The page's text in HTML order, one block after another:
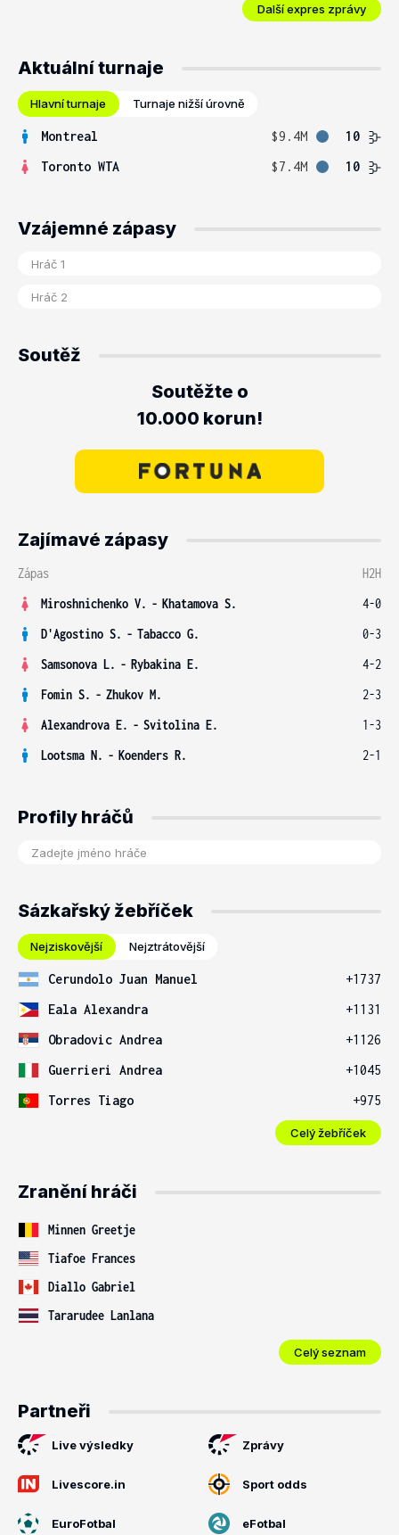
Další expres zprávy
Aktuální turnaje
Hlavní turnaje Turnaje nižší úrovně
Montreal $9.4M
10
Toronto WTA
$7.4M 10
Vzájemné zápasy
Soutěž
Soutěžte o
10.000 korun!
Zajímavé zápasy
Zápas
H2H
Miroshnichenko V. - Khatamova S.
4-0
D'Agostino S. - Tabacco G.
0-3
Samsonova L. - Rybakina E.
4-2
Fomin S. - Zhukov M.
2-3
Alexandrova E. - Svitolina E.
1-3
Lootsma N. - Koenders R. 2-1
Profily hráčů
Sázkařský žebříček
Nejziskovější Nejztrátovější
Cerundolo Juan Manuel
+1737
Eala Alexandra
+1131
Obradovic Andrea
+1126
Guerrieri Andrea
+1045
Torres Tiago
+975
Celý žebříček
Zranění hráči
Minnen Greetje
Tiafoe Frances
Diallo Gabriel
Tararudee Lanlana
Celý seznam
Partneři
Live výsledky Zprávy
Livescore.in Sport odds
EuroFotbal eFotbal